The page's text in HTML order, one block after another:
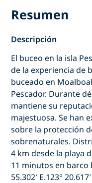
Resumen
Descripción
El buceo en la isla
de la experiencia de
buceado en
Pescador. Durante
mantiene su
majestuosa. Se han
sobre la protección
sobrenaturales.
4 km desde la playa
11 minutos en barco
55.302′ E.123°